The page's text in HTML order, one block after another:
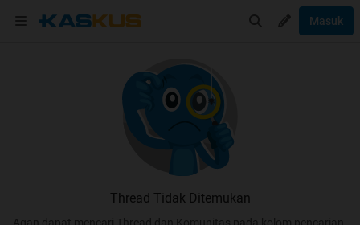
Masuk
Thread Tidak Ditemukan